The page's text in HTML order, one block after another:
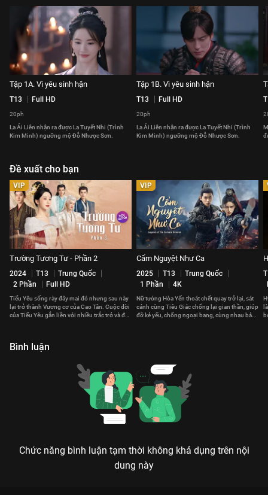
Tập 1A. Vì yêu sinh hận
T13 Full HD
20ph
La Ái Liên nhận ra được La Tuyết Nhi (Trình
Kim Minh) ngưỡng mộ Đỗ Nhược Sơn.
Tập 1B. Vì yêu sinh hận
T13 Full HD
20ph
La Ái Liên nhận ra được La Tuyết Nhi (Trình
Kim Minh) ngưỡng mộ Đỗ Nhược Sơn.
Đề xuất cho bạn
VIP
Trường Tương Tư - Phần 2
2024 T13
Trung Quốc
2 Phần
Full HD
Tiểu Yêu sống rày đây mai đó nhưng sau này
lại trở thành Vương cơ của Cao Tân. Cuộc đời
của Tiểu Yêu gắn liền với nhiều trắc trở và đau
VIP
Cẩm Nguyệt Như Ca
2025 T13
Trung Quốc
1 Phần
4K
Nữ tướng Hòa Yến thoát chết quay trở lại, sát
cánh cùng Tiêu Giác chống lại gian thần, giúp
đỡ kẻ yếu, chống ngoại bang, cùng nhau bảo
Bình luận
Chức năng bình luận tạm thời không khả dụng trên nội
dung này